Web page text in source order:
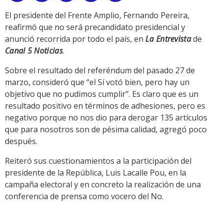
Link
El presidente del Frente Amplio, Fernando Pereira,
reafirmó que no será precandidato presidencial y
anunció recorrida por todo el país, en La Entrevistade
Canal 5 Noticias.
Sobre el resultado del referéndum del pasado 27 de
marzo, consideró que “el Sí votó bien, pero hay un
objetivo que no pudimos cumplir”. Es claro que es un
resultado positivo en términos de adhesiones, pero es
negativo porque no nos dio para derogar 135 artículos
que para nosotros son de pésima calidad, agregó poco
después.
Reiteró sus cuestionamientos a la participación del
presidente de la República, Luis Lacalle Pou, en la
campaña electoral y en concreto la realización de una
conferencia de prensa como vocero del No.